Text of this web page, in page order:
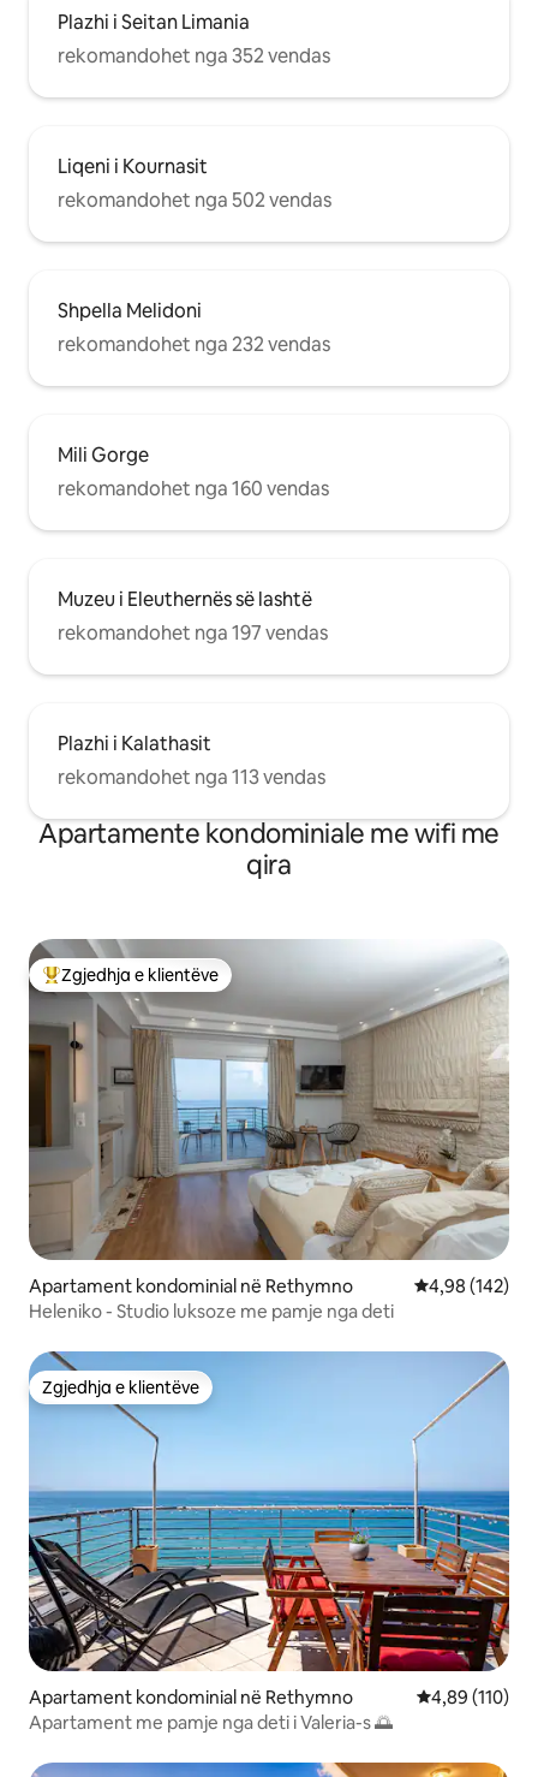
Plazhi i Seitan Limania
rekomandohet nga 352 vendas
Liqeni i Kournasit
rekomandohet nga 502 vendas
Shpella Melidoni
rekomandohet nga 232 vendas
Mili Gorge
rekomandohet nga 160 vendas
Muzeu i Eleuthernës së lashtë
rekomandohet nga 197 vendas
Plazhi i Kalathasit
rekomandohet nga 113 vendas
Apartamente kondominiale me wifi me
qira
Më të mirat e zgjedhjeve të klientëve
Zgjedhja e klientëve
Apartament kondominial në Rethymno Vlerësimi
4,98 (142)
Heleniko - Studio luksoze me pamje nga deti
Zgjedhja e klientëve
Zgjedhja e klientëve
Apartament kondominial në Rethymno Vlerësimi
4,89 (110)
Apartament me pamje nga deti i Valeria-s 🌅